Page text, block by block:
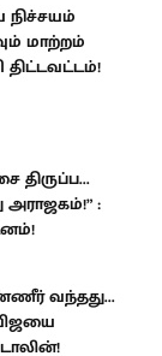
மாற்றம்
திருப்ப...
:
வந்தது...